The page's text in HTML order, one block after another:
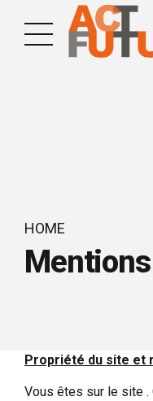
HOME
Propriété du site et
Vous êtes sur le site .